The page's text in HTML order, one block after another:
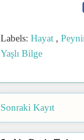
Labels: Hayat ,
Yaşlı Bilge
Sonraki Kayıt